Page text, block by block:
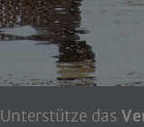
Unterstütze das